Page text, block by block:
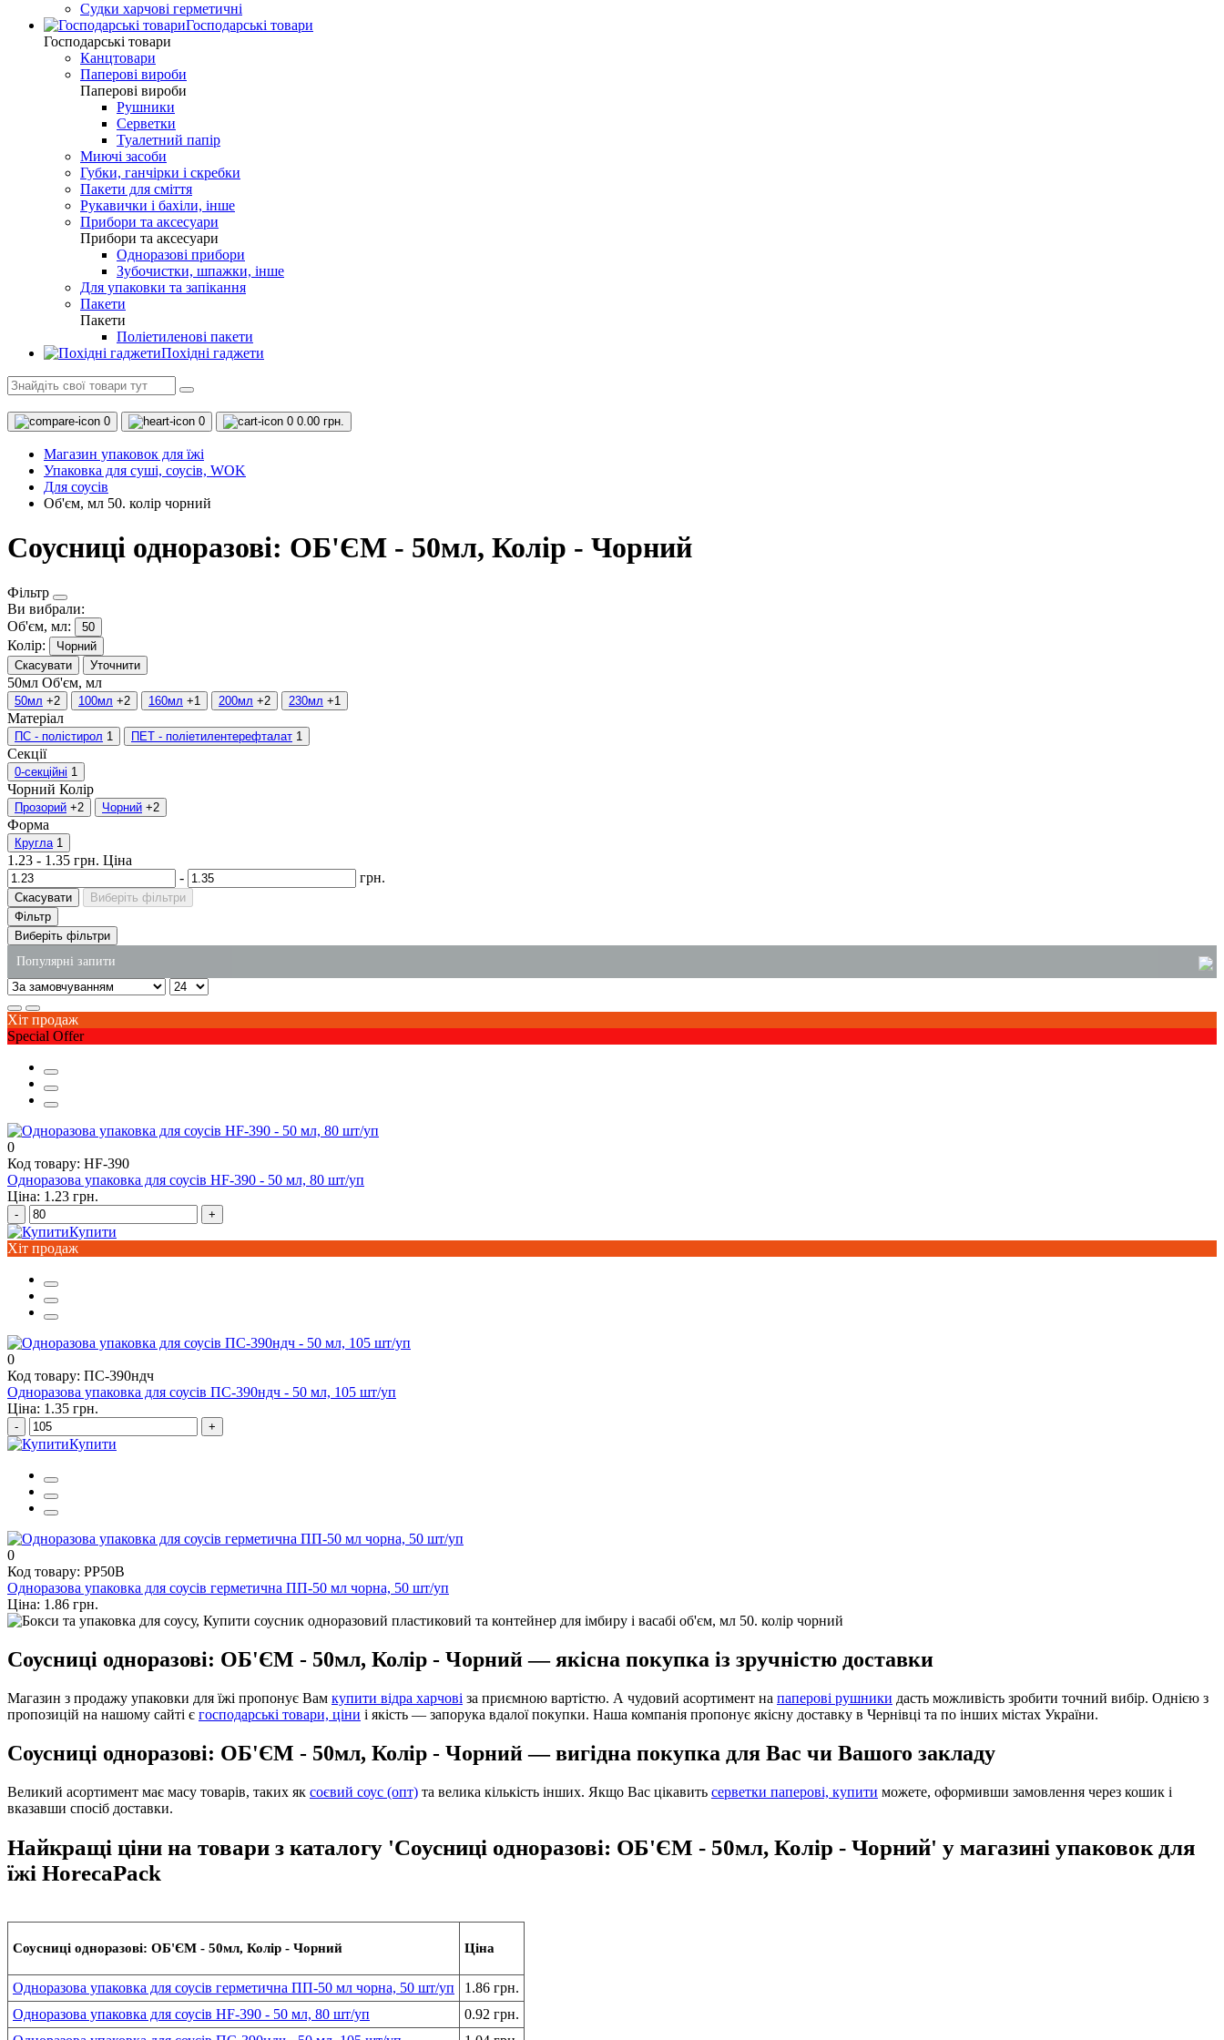
Судки харчові герметичні
Господарські товари
Господарські товари
Канцтовари
Паперові вироби
Паперові вироби
Рушники
Серветки
Туалетний папір
Миючі засоби
Губки, ганчірки і скребки
Пакети для сміття
Рукавички і бахіли, інше
Прибори та аксесуари
Прибори та аксесуари
Одноразові прибори
Зубочистки, шпажки, інше
Для упаковки та запікання
Пакети
Пакети
Поліетиленові пакети
Похідні гаджети
0 0 0 0.00 грн.
Магазин упаковок для їжі
Упаковка для суші, соусів, WOK
Для соусів
Об'єм, мл 50. колір чорний
Соусниці одноразові: ОБ'ЄМ - 50мл, Колір - Чорний
Фільтр
Ви вибрали:
Об'єм, мл:
50
Колір:
Чорний
Скасувати
Уточнити
50мл Об'єм, мл
50мл +2 100мл +2 160мл +1 200мл +2 230мл +1
Матеріал
ПС - полістирол 1 ПЕТ - поліетилентерефталат 1
Секції
0-секційні 1
Чорний Колір
Прозорий +2 Чорний +2
Форма
Кругла 1
1.23 - 1.35 грн. Ціна
-
грн.
Скасувати
Виберіть фільтри
Фільтр
Виберіть фільтри
Популярні запити
мило рідке 5л ціна
купити миючі засоби в києві
спінений полістирол упаковка
крафт пакет опт
пластикові лотки для ягід
Хіт продаж
Special Offer
0
Код товару: HF-390
Одноразова упаковка для соусів HF-390 - 50 мл, 80 шт/уп
Ціна: 1.23 грн.
- +
Купити
Хіт продаж
0
Код товару: ПС-390ндч
Одноразова упаковка для соусів ПС-390ндч - 50 мл, 105 шт/уп
Ціна: 1.35 грн.
- +
Купити
0
Код товару: PP50B
Одноразова упаковка для соусів герметична ПП-50 мл чорна, 50 шт/уп
Ціна: 1.86 грн.
Соусниці одноразові: ОБ'ЄМ - 50мл, Колір - Чорний — якісна покупка із зручністю доставки
Магазин з продажу упаковки для їжі пропонує Вам купити відра харчові за приємною вартістю. А чудовий асортимент на паперові рушники дасть можливість зробити точний вибір. Однією з
пропозицій на нашому сайті є господарські товари, ціни і якість — запорука вдалої покупки. Наша компанія пропонує якісну доставку в Чернівці та по інших містах України.
Соусниці одноразові: ОБ'ЄМ - 50мл, Колір - Чорний — вигідна покупка для Вас чи Вашого закладу
Великий асортимент має масу товарів, таких як соєвий соус (опт) та велика кількість інших. Якщо Вас цікавить серветки паперові, купити можете, оформивши замовлення через кошик і
вказавши спосіб доставки.
Найкращі ціни на товари з каталогу 'Соусниці одноразові: ОБ'ЄМ - 50мл, Колір - Чорний' у магазині упаковок для
їжі HorecaPack
Соусниці одноразові: ОБ'ЄМ - 50мл, Колір - Чорний Ціна
Одноразова упаковка для соусів герметична ПП-50 мл чорна, 50 шт/уп
1.86 грн.
Одноразова упаковка для соусів HF-390 - 50 мл, 80 шт/уп
0.92 грн.